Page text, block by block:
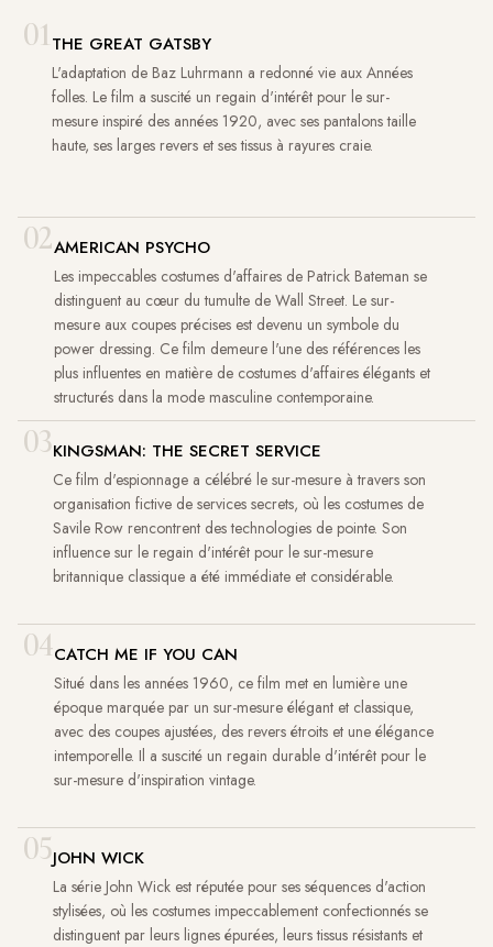
01THE GREAT GATSBY
L'adaptation de Baz Luhrmann a redonné vie aux Années
folles. Le film a suscité un regain d'intérêt pour le sur-
mesure inspiré des années 1920, avec ses pantalons taille
haute, ses larges revers et ses tissus à rayures craie.
02AMERICAN PSYCHO
Les impeccables costumes d'affaires de Patrick Bateman se
distinguent au cœur du tumulte de Wall Street. Le sur-
mesure aux coupes précises est devenu un symbole du
power dressing. Ce film demeure l'une des références les
plus influentes en matière de costumes d'affaires élégants et
structurés dans la mode masculine contemporaine.
03KINGSMAN: THE SECRET SERVICE
Ce film d'espionnage a célébré le sur-mesure à travers son
organisation fictive de services secrets, où les costumes de
Savile Row rencontrent des technologies de pointe. Son
influence sur le regain d'intérêt pour le sur-mesure
britannique classique a été immédiate et considérable.
04CATCH ME IF YOU CAN
Situé dans les années 1960, ce film met en lumière une
époque marquée par un sur-mesure élégant et classique,
avec des coupes ajustées, des revers étroits et une élégance
intemporelle. Il a suscité un regain durable d'intérêt pour le
sur-mesure d'inspiration vintage.
05JOHN WICK
La série John Wick est réputée pour ses séquences d'action
stylisées, où les costumes impeccablement confectionnés se
distinguent par leurs lignes épurées, leurs tissus résistants et